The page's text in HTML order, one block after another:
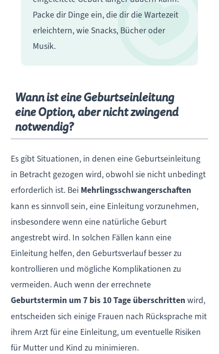
Packe dir Dinge ein, die dir die Wartezeit
erleichtern, wie Snacks, Bücher oder
Musik.
Wann ist eine Geburtseinleitung
eine Option, aber nicht zwingend
notwendig?
Es gibt Situationen, in denen eine Geburtseinleitung
in Betracht gezogen wird, obwohl sie nicht unbedingt
erforderlich ist. Bei Mehrlingsschwangerschaften
kann es sinnvoll sein, eine Einleitung vorzunehmen,
insbesondere wenn eine natürliche Geburt
angestrebt wird. In solchen Fällen kann eine
Einleitung helfen, den Geburtsverlauf besser zu
kontrollieren und mögliche Komplikationen zu
vermeiden. Auch wenn der errechnete
Geburtstermin um 7 bis 10 Tage überschritten wird,
entscheiden sich einige Frauen nach Rücksprache mit
ihrem Arzt für eine Einleitung, um eventuelle Risiken
für Mutter und Kind zu minimieren.